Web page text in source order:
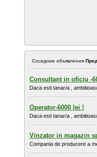
Соседние объявления
Consultant in oficiu -
Daca esti tanar/a ,
Operator-6000 lei !
Daca esti tanar/a ,
Vinzator in magazin
Compania de producere a